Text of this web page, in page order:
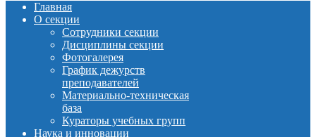
Главная
О секции
Сотрудники секции
Дисциплины секции
Фотогалерея
График дежурств
преподавателей
Материально-техническая
база
Кураторы учебных групп
Наука и инновации